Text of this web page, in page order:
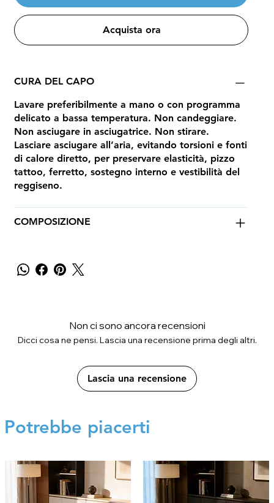
Acquista ora
CURA DEL CAPO
Lavare preferibilmente a mano o con programma
delicato a bassa temperatura. Non candeggiare.
Non asciugare in asciugatrice. Non stirare.
Lasciare asciugare all’aria, evitando torsioni e fonti
di calore diretto, per preservare elasticità, pizzo
tattoo, ferretto, sostegno interno e vestibilità del
reggiseno.
COMPOSIZIONE
Non ci sono ancora recensioni
Dicci cosa ne pensi. Lascia una recensione prima degli altri.
Lascia una recensione
Potrebbe piacerti